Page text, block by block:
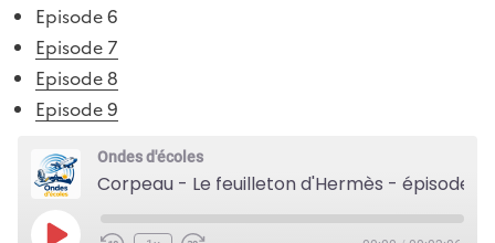
Episode 6
Episode 7
Episode 8
Episode 9
Ondes d'écoles